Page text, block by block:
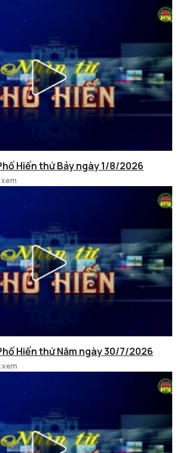
Hiến thứ Bảy ngày 1/8/2026
xem
Hiến thứ Năm ngày 30/7/2026
xem